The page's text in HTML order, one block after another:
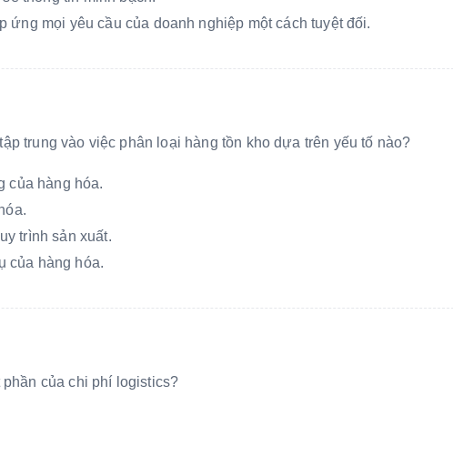
ứng mọi yêu cầu của doanh nghiệp một cách tuyệt đối.
trung vào việc phân loại hàng tồn kho dựa trên yếu tố nào?
của hàng hóa.
trình sản xuất.
của hàng hóa.
của chi phí logistics?